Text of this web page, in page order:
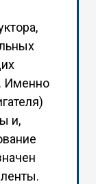
Именно
и,